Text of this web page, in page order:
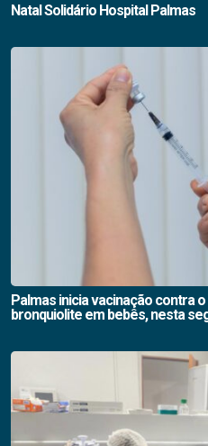
Natal Solidário Hospital Palmas
Palmas inicia vacinação contra o
bronquiolite em bebês, nesta